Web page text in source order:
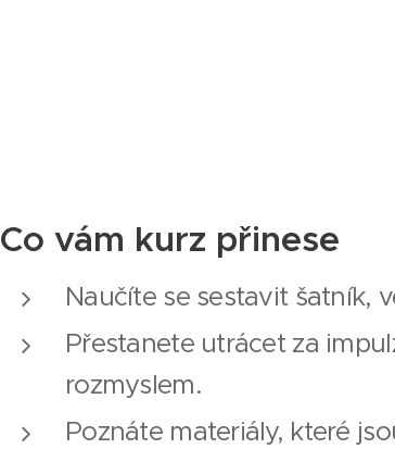
Co vám kurz přinese
Naučíte se sestavit šatník,
Přestanete utrácet za
rozmyslem.
Poznáte materiály, které